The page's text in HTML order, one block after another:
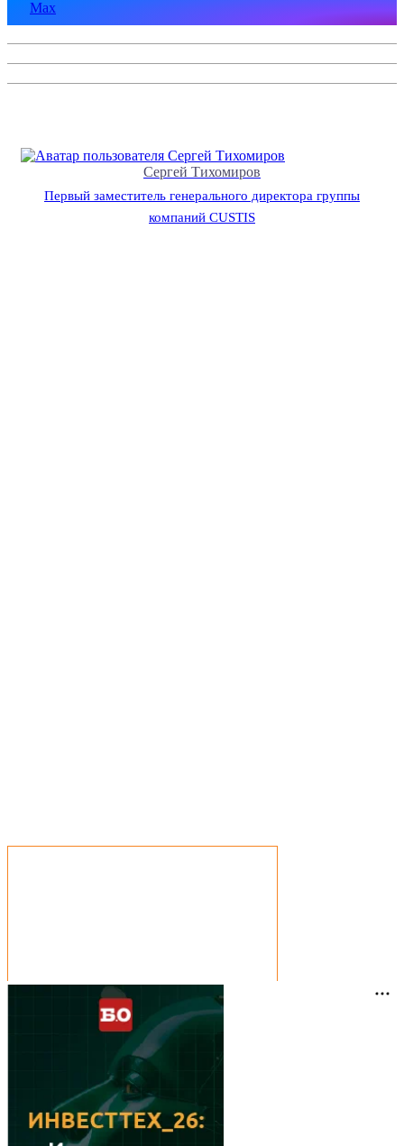
Max
Сергей Тихомиров
Первый заместитель генерального директора группы
компаний CUSTIS